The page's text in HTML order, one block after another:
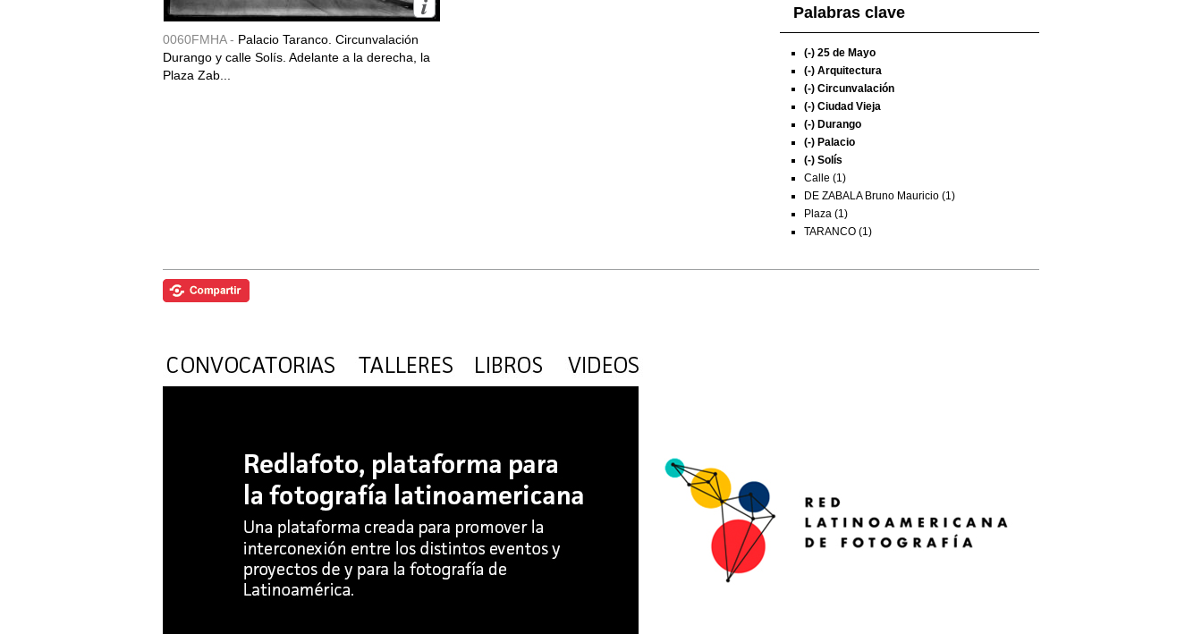
0060FMHA - Palacio Taranco. Circunvalación
Durango y calle Solís. Adelante a la derecha, la
Plaza Zab...
Palabras clave
(-) 25 de Mayo
(-) Arquitectura
(-) Circunvalación
(-) Ciudad Vieja
(-) Durango
(-) Palacio
(-) Solís
Calle (1)
DE ZABALA Bruno Mauricio (1)
Plaza (1)
TARANCO (1)